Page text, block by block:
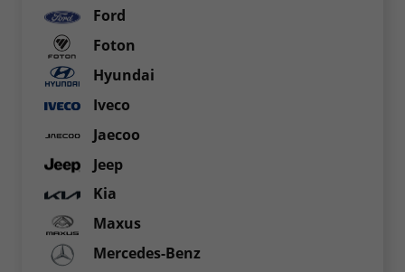
Ford
Foton
Hyundai
Iveco
Jaecoo
Jeep
Kia
Maxus
Mercedes-Benz